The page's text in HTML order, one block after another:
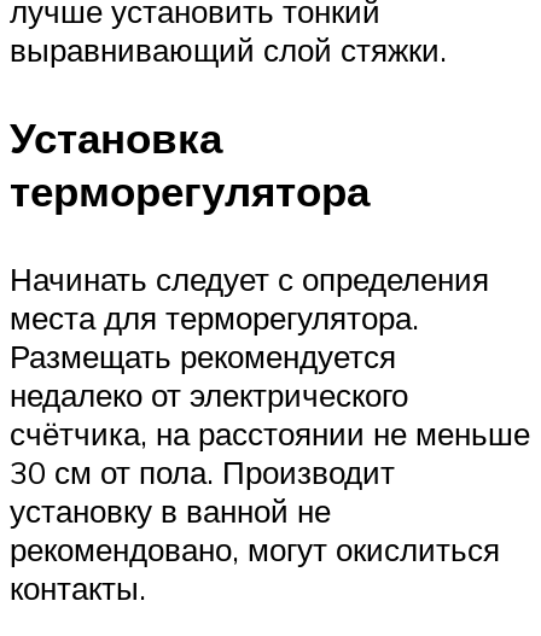
лучше установить тонкий
выравнивающий слой стяжки.
Установка
терморегулятора
Начинать следует с определения
места для терморегулятора.
Размещать рекомендуется
недалеко от электрического
счётчика, на расстоянии не меньше
30 см от пола. Производит
установку в ванной не
рекомендовано, могут окислиться
контакты.